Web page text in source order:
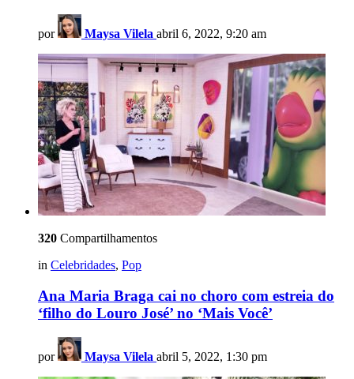
por Maysa Vilela abril 6, 2022, 9:20 am
320 Compartilhamentos
in Celebridades, Pop
Ana Maria Braga cai no choro com estreia do
‘filho do Louro José’ no ‘Mais Você’
por Maysa Vilela abril 5, 2022, 1:30 pm